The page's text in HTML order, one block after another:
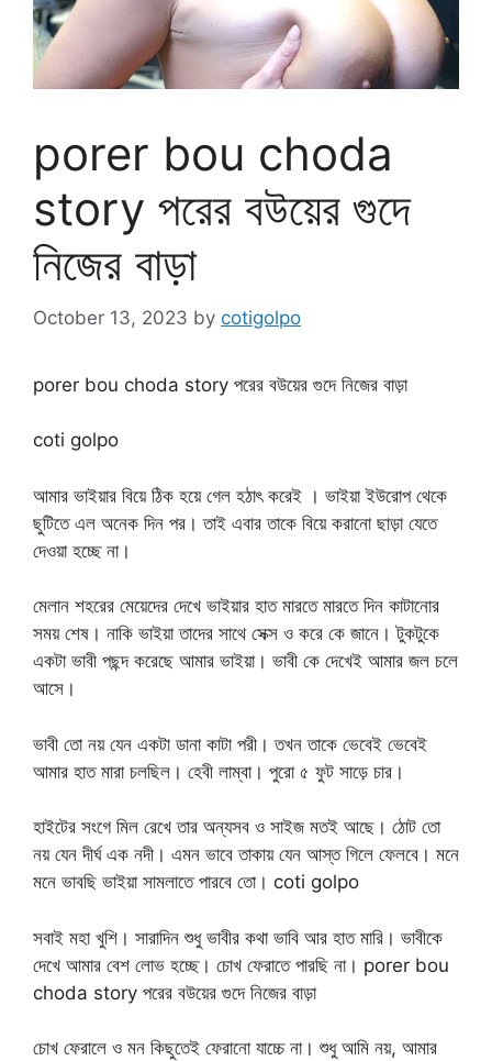
porer bou choda
story পরের বউয়ের গুদে
নিজের বাড়া
October 13, 2023 by cotigolpo
porer bou choda story পরের বউয়ের গুদে নিজের বাড়া
coti golpo
আমার ভাইয়ার বিয়ে ঠিক হয়ে গেল হঠাৎ করেই । ভাইয়া ইউরোপ থেকে
ছুটিতে এল অনেক দিন পর। তাই এবার তাকে বিয়ে করানো ছাড়া যেতে
দেওয়া হচ্ছে না।
মেলান শহরের মেয়েদের দেখে ভাইয়ার হাত মারতে মারতে দিন কাটানোর
সময় শেষ। নাকি ভাইয়া তাদের সাথে সেক্স ও করে কে জানে। টুকটুকে
একটা ভাবী পছন্দ করেছে আমার ভাইয়া। ভাবী কে দেখেই আমার জল চলে
আসে।
ভাবী তো নয় যেন একটা ডানা কাটা পরী। তখন তাকে ভেবেই ভেবেই
আমার হাত মারা চলছিল। হেবী লাম্বা। পুরো ৫ ফুট সাড়ে চার।
হাইটের সংগে মিল রেখে তার অন্যসব ও সাইজ মতই আছে। ঠোট তো
নয় যেন দীর্ঘ এক নদী। এমন ভাবে তাকায় যেন আস্ত গিলে ফেলবে। মনে
মনে ভাবছি ভাইয়া সামলাতে পারবে তো। coti golpo
সবাই মহা খুশি। সারাদিন শুধু ভাবীর কথা ভাবি আর হাত মারি। ভাবীকে
দেখে আমার বেশ লোভ হচ্ছে। চোখ ফেরাতে পারছি না। porer bou
choda story পরের বউয়ের গুদে নিজের বাড়া
চোখ ফেরালে ও মন কিছুতেই ফেরানো যাচ্চে না। শুধু আমি নয়, আমার